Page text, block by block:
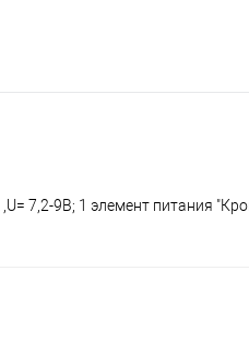
7,2-9В; 1 элемент питания